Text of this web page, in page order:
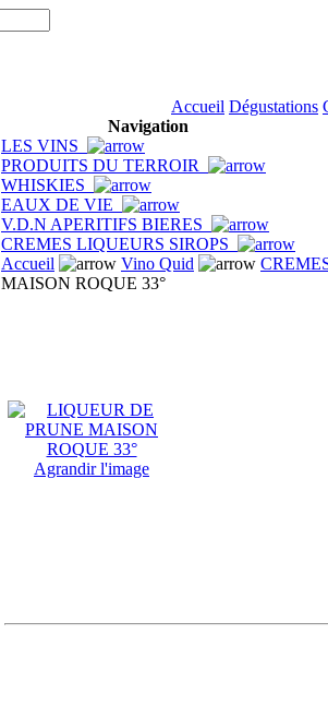
Accueil Dégustations
Navigation
LES VINS
PRODUITS DU TERROIR
WHISKIES
EAUX DE VIE
V.D.N APERITIFS BIERES
CREMES LIQUEURS SIROPS
Accueil
Vino Quid
MAISON ROQUE 33°
Agrandir l'image